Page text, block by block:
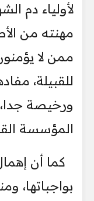
لأولياء دم
مهنته من
ممن لا
للقبيلة،
ورخيصة جدا،
المؤسسة
كما أن
بواجباتها،